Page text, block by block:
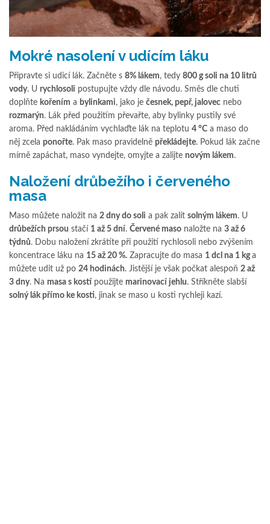
Mokré nasolení v udícím láku
Připravte si udicí lák. Začněte s 8% lákem, tedy 800 g soli na 10 litrů
vody. U rychlosoli postupujte vždy dle návodu. Směs dle chuti
doplňte kořením a bylinkami, jako je česnek, pepř, jalovec nebo
rozmarýn. Lák před použitím převařte, aby bylinky pustily své
aroma. Před nakládáním vychlaďte lák na teplotu 4 °C a maso do
něj zcela ponořte. Pak maso pravidelně překládejte. Pokud lák začne
mírně zapáchat, maso vyndejte, omyjte a zalijte novým lákem.
Naložení drůbežího i červeného
masa
Maso můžete naložit na 2 dny do soli a pak zalít solným lákem. U
drůbežích prsou stačí 1 až 5 dní. Červené maso naložte na 3 až 6
týdnů. Dobu naložení zkrátíte při použití rychlosoli nebo zvýšením
koncentrace láku na 15 až 20 %. Zapracujte do masa 1 dcl na 1 kga
můžete udit už po 24 hodinách. Jistější je však počkat alespoň 2 až
3 dny. Na masa s kostí použijte marinovací jehlu. Stříkněte slabší
solný lák přímo ke kosti, jinak se maso u kosti rychleji kazí.